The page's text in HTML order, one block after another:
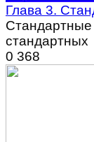
Глава 3.
стандартных
0 368